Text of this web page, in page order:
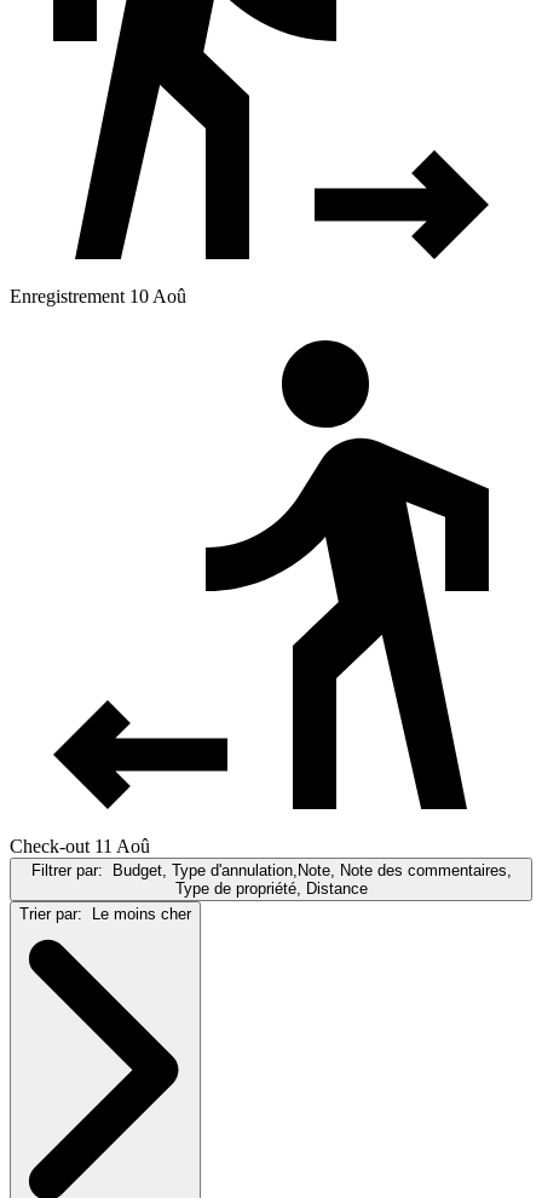
Enregistrement 10 Aoû
Check-out 11 Aoû
Filtrer par: Budget, Type d'annulation,Note, Note des commentaires,
Type de propriété, Distance
Trier par: Le moins cher